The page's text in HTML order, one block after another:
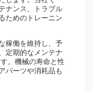
ナンス、トラブル
ためのトレーニン
稼働を維持し、予
定期的なメンテナ
。機械の寿命と性
パーツや消耗品も